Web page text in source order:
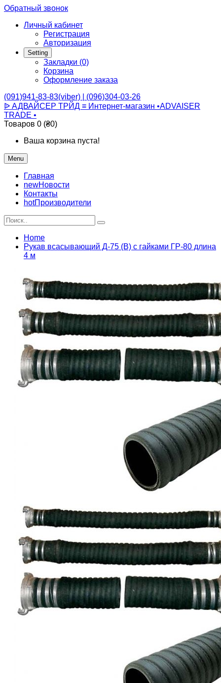
Обратный звонок
Личный кабинет
Регистрация
Авторизация
Setting
Закладки (0)
Корзина
Оформление заказа
(091)941-83-83(viber) | (096)304-03-26
ᐉ АДВАЙСЕР ТРЙД ≡ Интернет-магазин •ADVAISER
TRADE •
Товаров 0 (₴0)
Ваша корзина пуста!
Menu
Главная
newНовости
Контакты
hotПроизводители
Home
Рукав всасывающий Д-75 (В) с гайками ГР-80 длина
4 м